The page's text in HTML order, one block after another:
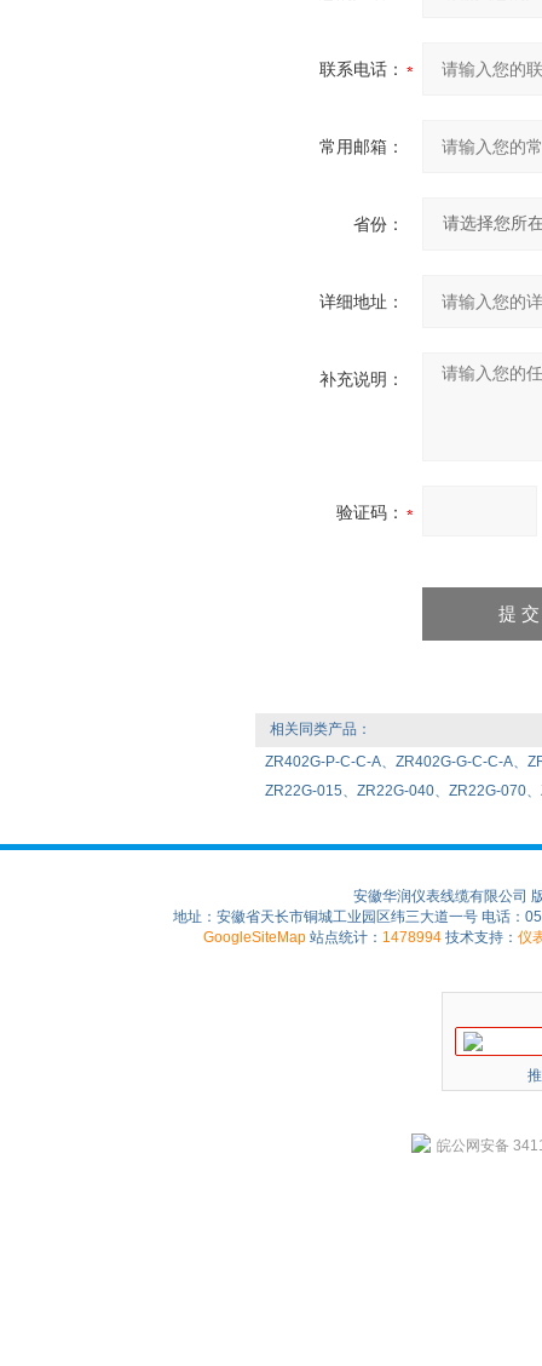
联系电话：
常用邮箱：
省份：
详细地址：
补充说明：
验证码：
相关同类产品：
ZR402G-P-C-C-A、ZR402G-G-C-C-A、
ZR22G-015、ZR22G-040、ZR22G-070
安徽华润仪表线缆有限公司
地址：安徽省天长市铜城工业园区纬三大道一号 电话：
GoogleSiteMap 站点统计： 1478994 技术支持： 仪
皖公网安备